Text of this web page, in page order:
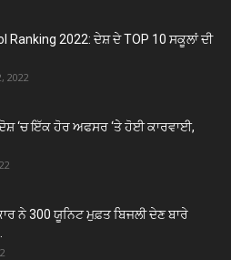
Ranking 2022: ਦੇਸ਼ ਦੇ TOP 10 ਸਕੂਲਾਂ ਦੀ
2022
‘ਚ ਇੱਕ ਹੋਰ ਅਫਸਰ ‘ਤੇ ਹੋਈ ਕਾਰਵਾਈ,
ਨੇ 300 ਯੂਨਿਟ ਮੁਫ਼ਤ ਬਿਜਲੀ ਦੇਣ ਬਾਰੇ